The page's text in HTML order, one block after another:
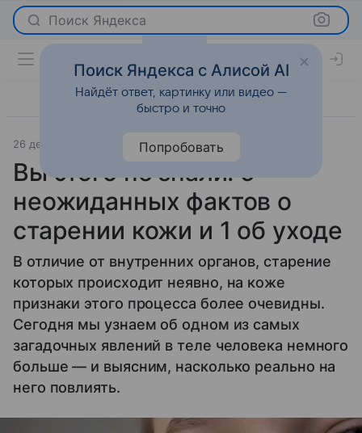
Поиск Яндекса
26 декабря 2024 Красота
Вы этого не знали: 5
неожиданных фактов о
старении кожи и 1 об уходе
В отличие от внутренних органов, старение
которых происходит неявно, на коже
признаки этого процесса более очевидны.
Сегодня мы узнаем об одном из самых
загадочных явлений в теле человека немного
больше — и выясним, насколько реально на
него повлиять.
Поиск Яндекса с Алисой AI
Найдёт ответ, картинку или видео —
быстро и точно
Попробовать